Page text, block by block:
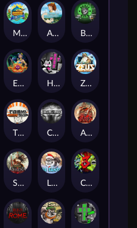
MARLIN MASTERS: THE BIG HAUL Aiko and the Wind Spirit Booze Bash
Eye of Medusa Hot Ross Zeus Ze Zecond
TOSHI WAYS CLUB CIRCLE OF LIFE ARMY OF ARES
SPEAR OF ATHENA LE SANTA CHAOS CREW 3